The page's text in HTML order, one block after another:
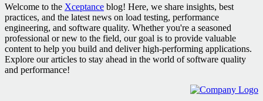
Welcome to the Xceptance blog! Here, we share insights, best
practices, and the latest news on load testing, performance
engineering, and software quality. Whether you're a seasoned
professional or new to the field, our goal is to provide valuable
content to help you build and deliver high-performing applications.
Explore our articles to stay ahead in the world of software quality
and performance!